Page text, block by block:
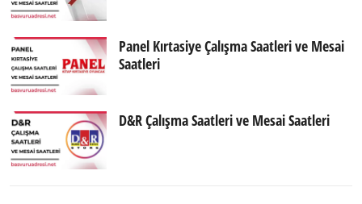
Panel Kırtasiye Çalışma Saatleri ve Mesai
Saatleri
D&R Çalışma Saatleri ve Mesai Saatleri